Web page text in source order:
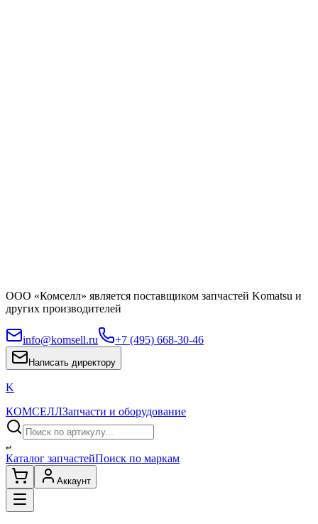
ООО «Комселл» является поставщиком запчастей Komatsu и
других производителей
info@komsell.ru +7 (495) 668-30-46
Написать директору
K
КОМСЕЛЛЗапчасти и оборудование
↵
Каталог запчастейПоиск по маркам
Аккаунт